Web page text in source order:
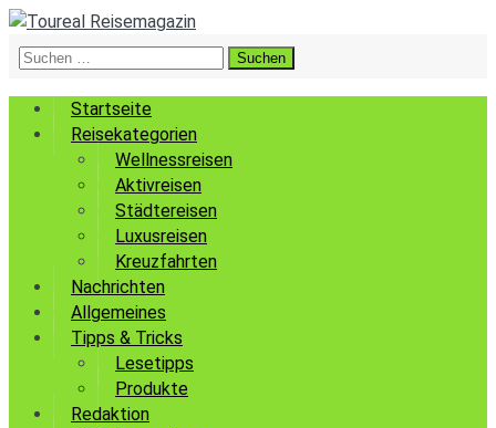
Suchen
Startseite
Reisekategorien
Wellnessreisen
Aktivreisen
Städtereisen
Luxusreisen
Kreuzfahrten
Nachrichten
Allgemeines
Tipps & Tricks
Lesetipps
Produkte
Redaktion